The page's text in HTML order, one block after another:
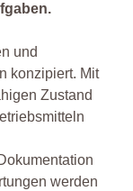
und
konzipiert. Mit
Zustand
werden